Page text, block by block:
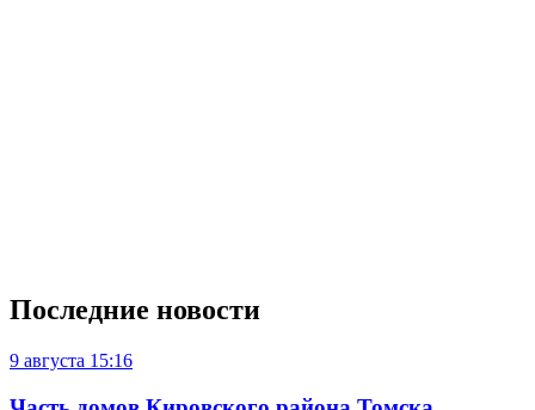
Последние новости
9 августа 15:16